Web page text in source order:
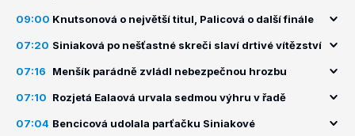
09:00 Knutsonová o největší titul, Palicová o další finále
07:20 Siniaková po nešťastné skreči slaví drtivé vítězství
07:16 Menšík parádně zvládl nebezpečnou hrozbu
07:10 Rozjetá Ealaová urvala sedmou výhru v řadě
07:04 Bencicová udolala parťačku Siniakové